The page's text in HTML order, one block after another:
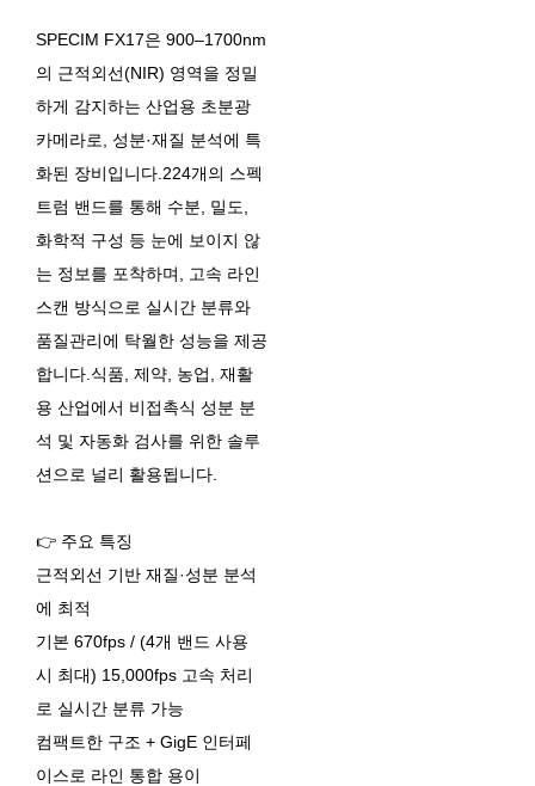
SPECIM FX17은 900–1700nm
의 근적외선(NIR) 영역을 정밀
하게 감지하는 산업용 초분광
카메라로, 성분·재질 분석에 특
화된 장비입니다. 224개의 스펙
트럼 밴드를 통해 수분, 밀도,
화학적 구성 등 눈에 보이지 않
는 정보를 포착하며, 고속 라인
스캔 방식으로 실시간 분류와
품질관리에 탁월한 성능을 제공
합니다. 식품, 제약, 농업, 재활
용 산업에서 비접촉식 성분 분
석 및 자동화 검사를 위한 솔루
션으로 널리 활용됩니다.
👉 주요 특징
근적외선 기반 재질·성분 분석
에 최적
기본 670fps / (4개 밴드 사용
시 최대) 15,000fps 고속 처리
로 실시간 분류 가능
컴팩트한 구조 + GigE 인터페
이스로 라인 통합 용이